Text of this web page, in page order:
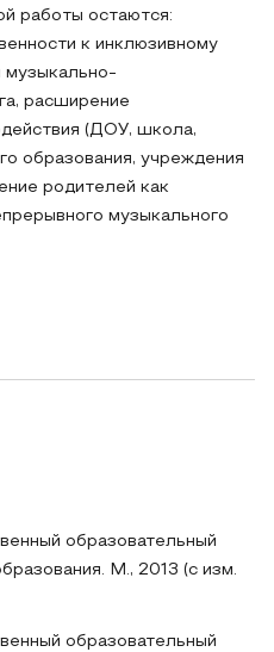
работы остаются:
к инклюзивному
музыкально-
расширение
(ДОУ, школа,
образования, учреждения
родителей как
музыкального
образовательный
М., 2013 (с изм.
образовательный